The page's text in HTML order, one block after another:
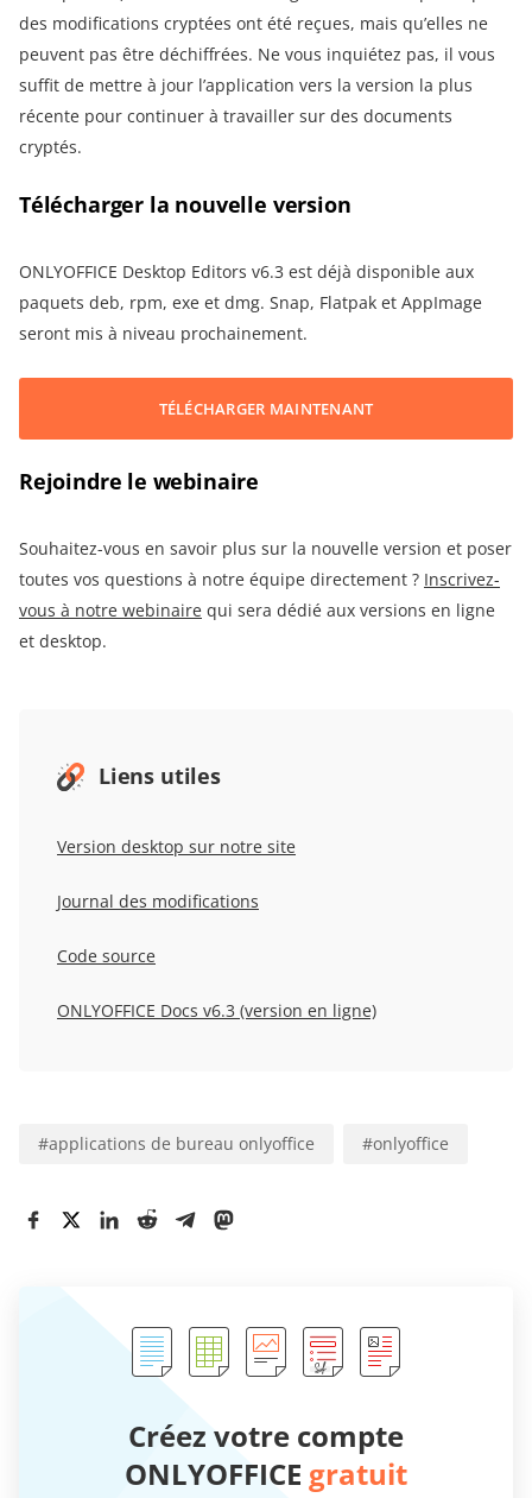
des modifications cryptées ont été reçues, mais qu’elles ne
peuvent pas être déchiffrées. Ne vous inquiétez pas, il vous
suffit de mettre à jour l’application vers la version la plus
récente pour continuer à travailler sur des documents
cryptés.
Télécharger la nouvelle version
ONLYOFFICE Desktop Editors v6.3 est déjà disponible aux
paquets deb, rpm, exe et dmg. Snap, Flatpak et AppImage
seront mis à niveau prochainement.
TÉLÉCHARGER MAINTENANT
Rejoindre le webinaire
Souhaitez-vous en savoir plus sur la nouvelle version et poser
toutes vos questions à notre équipe directement ? Inscrivez-
vous à notre webinaire qui sera dédié aux versions en ligne
et desktop.
Liens utiles
Version desktop sur notre site
Journal des modifications
Code source
ONLYOFFICE Docs v6.3 (version en ligne)
#applications de bureau onlyoffice #onlyoffice
Créez votre compte
ONLYOFFICE gratuit